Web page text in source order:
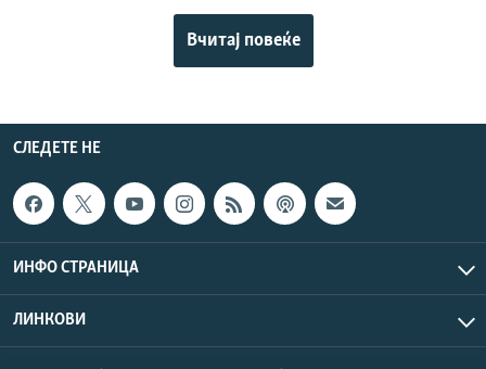
Вчитај повеќе
СЛЕДЕТЕ НЕ
ИНФО СТРАНИЦА
ЛИНКОВИ